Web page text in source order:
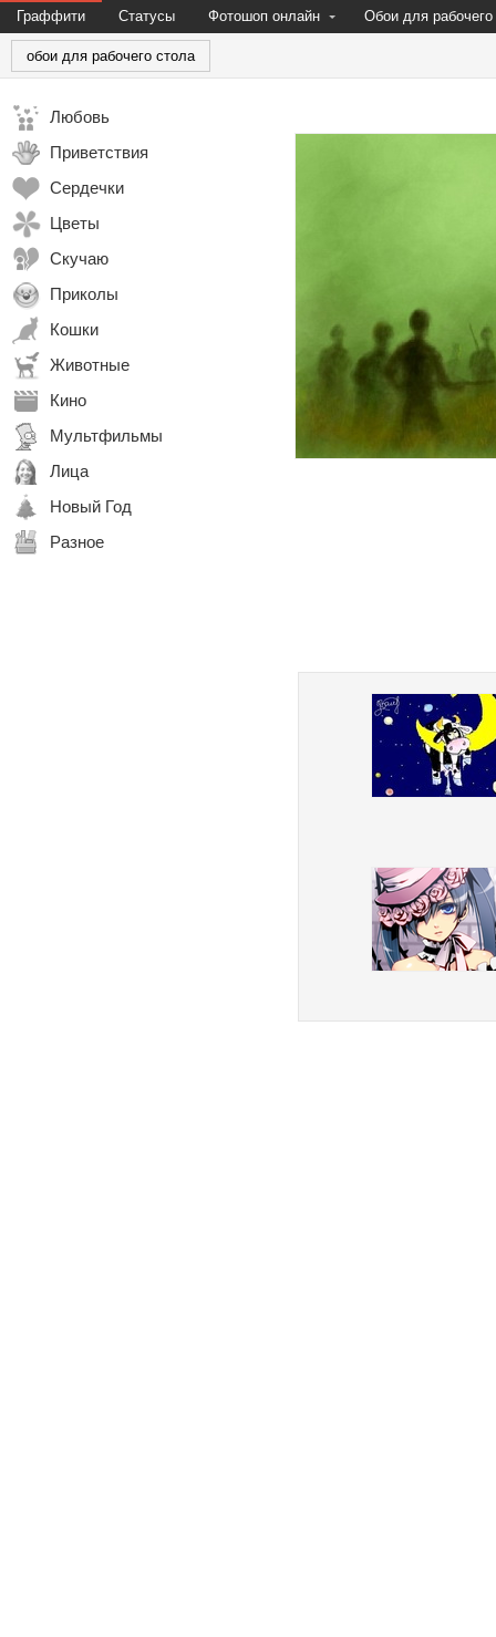
Граффити Статусы Фотошоп онлайн Обои для рабочего
обои для рабочего стола
Любовь
Приветствия
Сердечки
Цветы
Скучаю
Приколы
Кошки
Животные
Кино
Мультфильмы
Лица
Новый Год
Разное